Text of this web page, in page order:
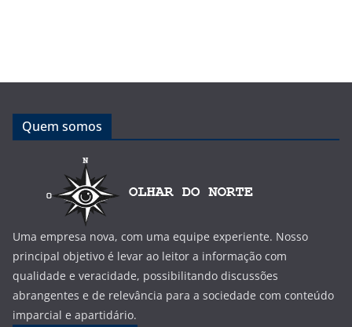
Quem somos
Uma empresa nova, com uma equipe experiente. Nosso
principal objetivo é levar ao leitor a informação com
qualidade e veracidade, possibilitando discussões
abrangentes e de relevância para a sociedade com conteúdo
imparcial e apartidário.